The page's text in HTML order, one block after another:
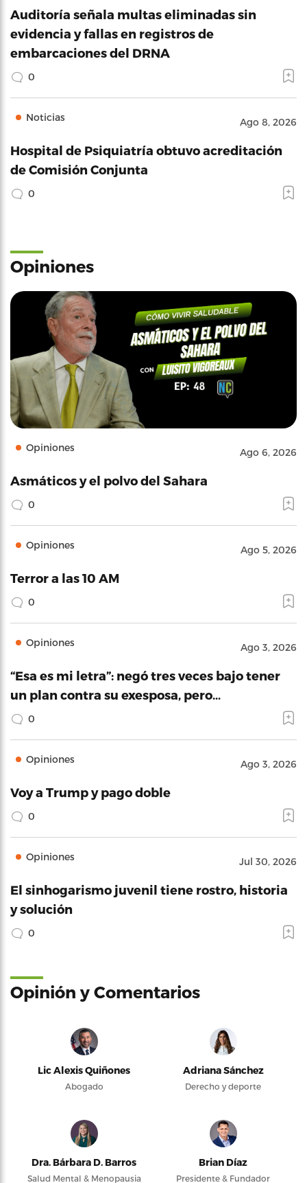
Auditoría señala multas eliminadas sin
evidencia y fallas en registros de
embarcaciones del DRNA
0
Noticias Ago 8, 2026
Hospital de Psiquiatría obtuvo acreditación
de Comisión Conjunta
0
Opiniones
Opiniones Ago 6, 2026
Asmáticos y el polvo del Sahara
0
Opiniones Ago 5, 2026
Terror a las 10 AM
0
Opiniones Ago 3, 2026
“Esa es mi letra”: negó tres veces bajo tener
un plan contra su exesposa, pero…
0
Opiniones Ago 3, 2026
Voy a Trump y pago doble
0
Opiniones Jul 30, 2026
El sinhogarismo juvenil tiene rostro, historia
y solución
0
Opinión y Comentarios
Lic Alexis Quiñones
Abogado
Adriana Sánchez
Derecho y deporte
Dra. Bárbara D. Barros
Salud Mental & Menopausia
Brian Díaz
Presidente & Fundador